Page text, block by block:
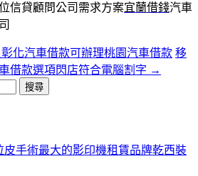
信貸顧問公司需求方案宜蘭借錢汽車
化汽車借款可辦理桃園汽車借款 移
借款選項閃店符合電腦割字 →
皮手術最大的影印機租賃品牌乾西裝